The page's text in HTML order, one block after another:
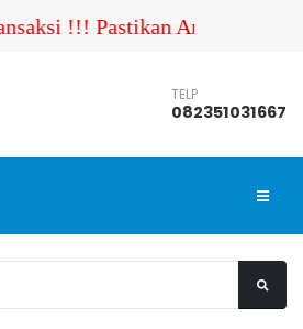
!!! Pastikan Anda
TELP
082351031667